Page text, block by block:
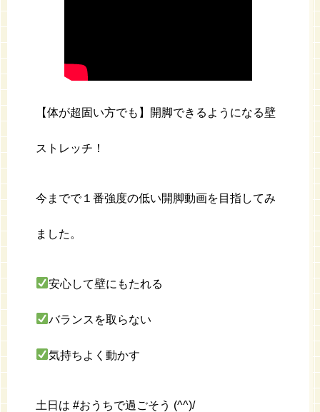
【体が超固い方でも】開脚できるようになる壁
ストレッチ！
今までで１番強度の低い開脚動画を目指してみ
ました。
安心して壁にもたれる
バランスを取らない
気持ちよく動かす
土日は #おうちで過ごそう (^^)/